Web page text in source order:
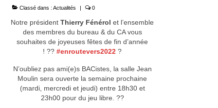
Partenaires
Charte
Catégories et créneaux
Championnats interclubs
Classé dans : Actualités | 0
Notre présidentThierry Fénérol et l’ensemble
des membres du bureau & du CA vous
souhaites de joyeuses fêtes de fin d’année
!?? #enroutevers2022 ?
N’oubliez pas ami(e)s BACistes, la salle Jean
Moulin sera ouverte la semaine prochaine
(mardi, mercredi et jeudi) entre 18h30 et
23h00 pour du jeu libre. ??